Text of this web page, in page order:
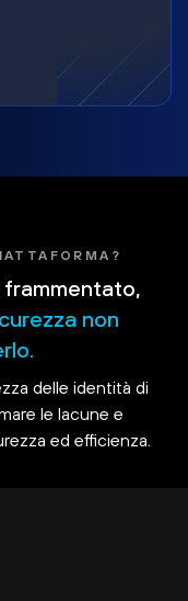
non
delle identità di
le lacune e
ed efficienza.